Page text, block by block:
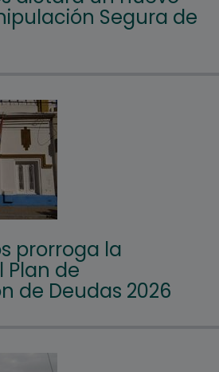
Segura de
prorroga la
Plan de
de Deudas 2026